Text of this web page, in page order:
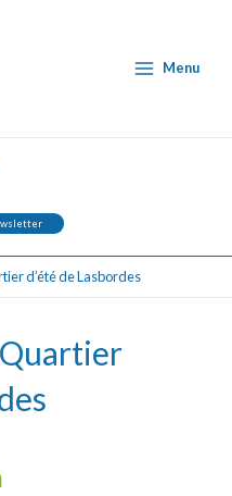
MenuMenu
d’été de Lasbordes